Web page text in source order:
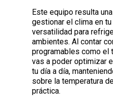
Este equipo resulta
gestionar el clima en
versatilidad para
ambientes. Al contar
programables como el
vas a poder optimizar
tu día a día,
sobre la temperatura
práctica.